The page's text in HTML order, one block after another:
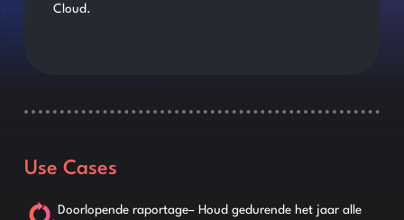
Cloud.
Use Cases
Doorlopende raportage– Houd gedurende het jaar alle